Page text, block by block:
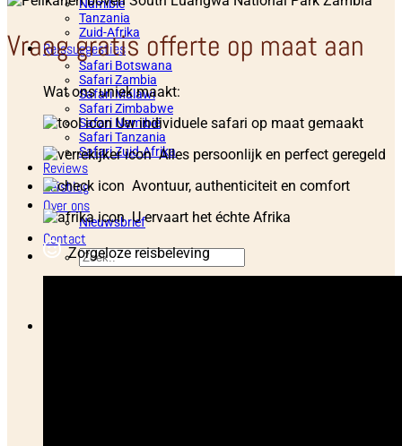
Namibië
Tanzania
Zuid-Afrika
Reissuggesties
Safari Botswana
Safari Zambia
Safari Malawi
Safari Zimbabwe
Safari Namibië
Safari Tanzania
Safari Zuid-Afrika
Reviews
Reisblog
Over ons
Nieuwsbrief
Contact
Vraag gratis offerte op maat aan
Wat ons uniek maakt:
Uw individuele safari op maat gemaakt
Alles persoonlijk en perfect geregeld
Avontuur, authenticiteit en comfort
U ervaart het échte Afrika
Zorgeloze reisbeleving